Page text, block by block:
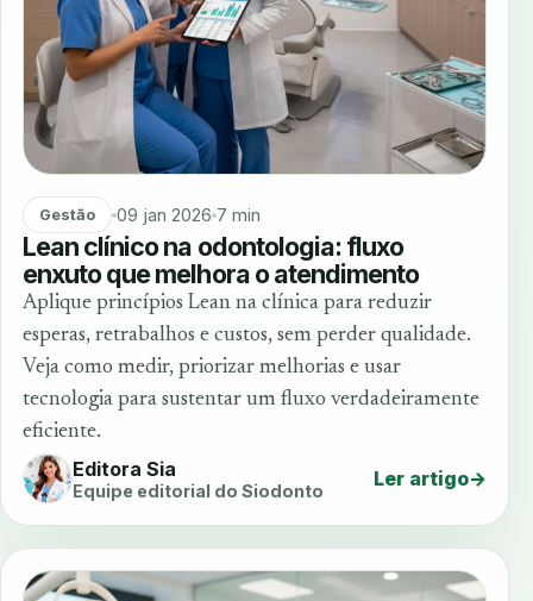
Gestão 09 jan 2026 7 min
Lean clínico na odontologia: fluxo
enxuto que melhora o atendimento
Aplique princípios Lean na clínica para reduzir
esperas, retrabalhos e custos, sem perder qualidade.
Veja como medir, priorizar melhorias e usar
tecnologia para sustentar um fluxo verdadeiramente
eficiente.
Editora Sia
Equipe editorial do Siodonto Ler artigo→